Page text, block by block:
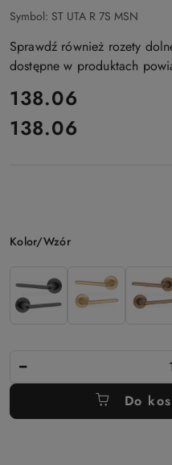
Symbol: ST UTA R 7S MSN
Sprawdź również rozety
dostępne w produktach
cena:
138.06
Cena:
138.06
Wariant
Kolor/Wzór
Do